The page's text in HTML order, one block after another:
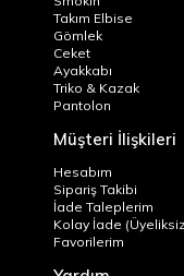
Takım Elbise
Gömlek
Ceket
Ayakkabı
Triko & Kazak
Pantolon
Müşteri İlişkileri
Hesabım
Sipariş Takibi
İade Taleplerim
Kolay İade
Favorilerim